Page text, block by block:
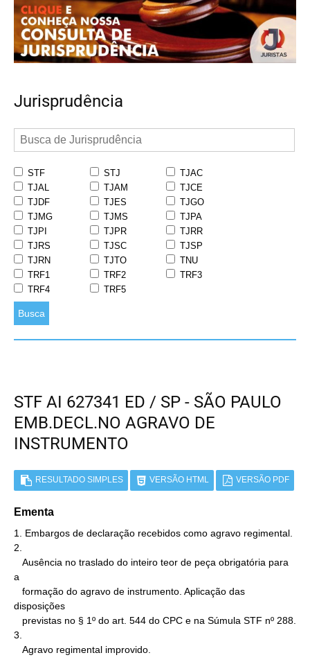
Jurisprudência
STF STJ
TJAC
TJAL
TJAM
TJCE
TJDF
TJES
TJGO
TJMG
TJMS
TJPA
TJPI
TJPR
TJRR
TJRS
TJSC
TJSP
TJRN
TJTO
TNU
TRF1
TRF2
TRF3
TRF4
TRF5
Busca
STF AI 627341 ED / SP - SÃO PAULO
EMB.DECL.NO AGRAVO DE
INSTRUMENTO
RESULTADO SIMPLES VERSÃO HTML VERSÃO PDF
Ementa
1. Embargos de declaração recebidos como agravo regimental.
2.
a
disposições
3.
   Agravo regimental improvido.